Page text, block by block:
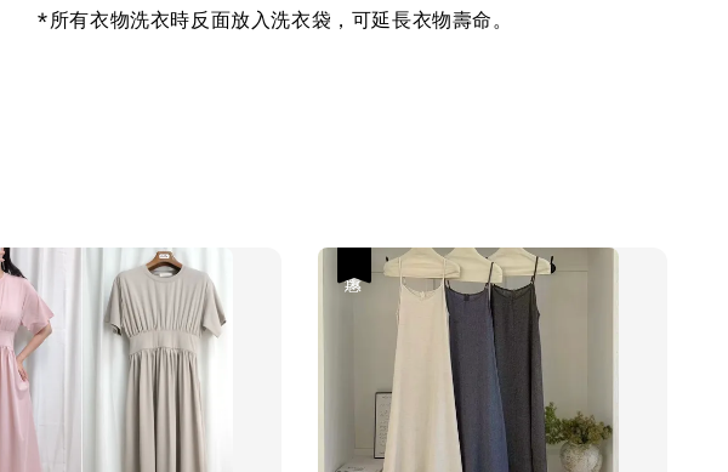
*所有衣物洗衣時反面放入洗衣袋，可延長衣物壽命。